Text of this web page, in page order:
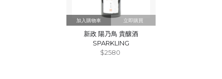
立即購買
新政 陽乃鳥 貴釀酒
SPARKLING
$2580